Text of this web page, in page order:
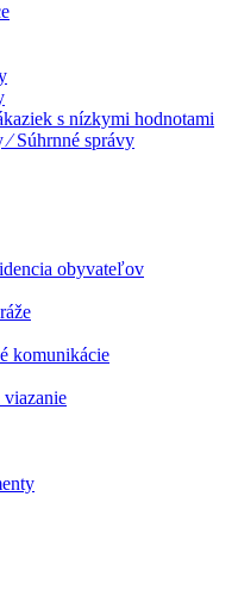
s nízkymi hodnotami
Súhrnné správy
obyvateľov
komunikácie